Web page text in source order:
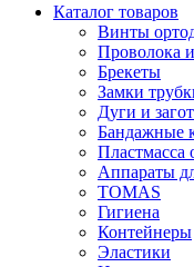
Каталог товаров
Винты
Проволока
Брекеты
Замки
Дуги и
Бандажные
Пластмасса
Аппараты
TOMAS
Гигиена
Контейнеры
Эластики